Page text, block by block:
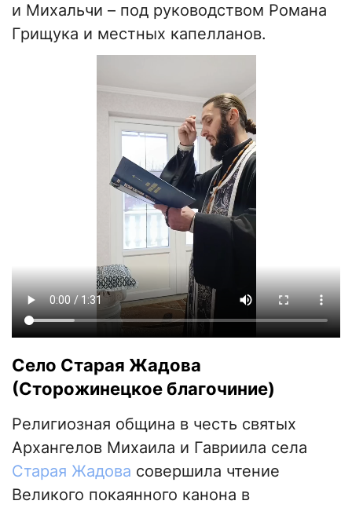
и Михальчи – под руководством Романа
Грищука и местных капелланов.
Село Старая Жадова
(Сторожинецкое благочиние)
Религиозная община в честь святых
Архангелов Михаила и Гавриила села
Старая Жадова совершила чтение
Великого покаянного канона в